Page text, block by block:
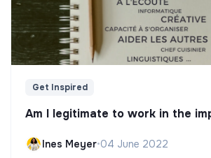
Get Inspired
Am I legitimate to work in the
Ines Meyer•04 June 2022